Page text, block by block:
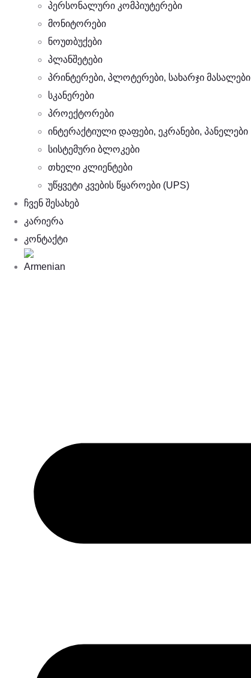
პერსონალური კომპიუტერები
მონიტორები
ნოუთბუქები
პლანშეტები
პრინტერები, პლოტერები, სახარჯი მასალები
სკანერები
პროექტორები
ინტერაქტიული დაფები, ეკრანები, პანელები
სისტემური ბლოკები
თხელი კლიენტები
უწყვეტი კვების წყაროები (UPS)
ჩვენ შესახებ
კარიერა
კონტაქტი